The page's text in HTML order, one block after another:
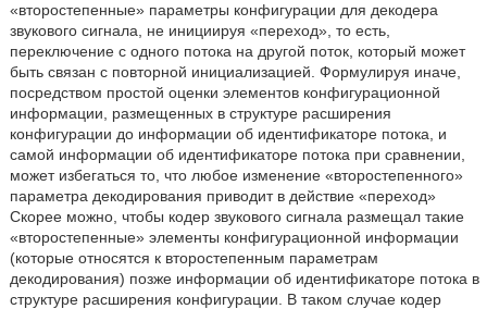
«второстепенные» параметры конфигурации для декодера
звукового сигнала, не инициируя «переход», то есть,
переключение с одного потока на другой поток, который может
быть связан с повторной инициализацией. Формулируя иначе,
посредством простой оценки элементов конфигурационной
информации, размещенных в структуре расширения
конфигурации до информации об идентификаторе потока, и
самой информации об идентификаторе потока при сравнении,
может избегаться то, что любое изменение «второстепенного»
параметра декодирования приводит в действие «переход»
Скорее можно, чтобы кодер звукового сигнала размещал такие
«второстепенные» элементы конфигурационной информации
(которые относятся к второстепенным параметрам
декодирования) позже информации об идентификаторе потока в
структуре расширения конфигурации. В таком случае кодер